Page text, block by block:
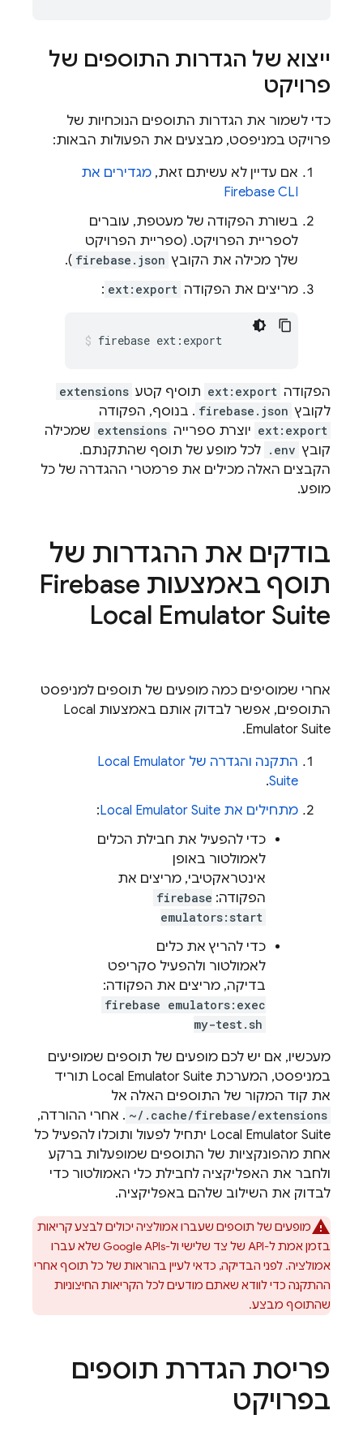
ייצוא של הגדרות התוספים של
פרויקט
כדי לשמור את הגדרות התוספים הנוכחיות של
פרויקט במניפסט, מבצעים את הפעולות הבאות:
אם עדיין לא עשיתם זאת, מגדירים את
Firebase CLI
בשורת הפקודה של מעטפת, עוברים
לספריית הפרויקט. (ספריית הפרויקט
שלך מכילה את הקובץ firebase.json
).
מריצים את הפקודה ext:export
:
firebase ext:export
הפקודה ext:export תוסיף קטע extensions
לקובץ firebase.json . בנוסף, הפקודה
ext:export יוצרת ספרייה extensions שמכילה
קובץ .env לכל מופע של תוסף שהתקנתם.
הקבצים האלה מכילים את פרמטרי ההגדרה של כל
מופע.
בודקים את ההגדרות של
תוסף באמצעות Firebase
Local Emulator Suite
אחרי שמוסיפים כמה מופעים של תוספים למניפסט
התוספים, אפשר לבדוק אותם באמצעות Local
Emulator Suite
.
התקנה והגדרה של Local Emulator
Suite
.
מתחילים את Local Emulator Suite
:
כדי להפעיל את חבילת הכלים
לאמולטור באופן
אינטראקטיבי, מריצים את
הפקודה: firebase
emulators:start
כדי להריץ את כלים
לאמולטור ולהפעיל סקריפט
בדיקה, מריצים את הפקודה:
firebase emulators:exec
my-test.sh
מעכשיו, אם יש לכם מופעים של תוספים שמופיעים
במניפסט, המערכת Local Emulator Suite תוריד
את קוד המקור של התוספים האלה אל
~/.cache/firebase/extensions . אחרי ההורדה,
Local Emulator Suite יתחיל לפעול ותוכלו להפעיל כל
אחת מהפונקציות של התוספים שמופעלות ברקע
ולחבר את האפליקציה לחבילת כלי האמולטור כדי
לבדוק את השילוב שלהם באפליקציה.
מופעים של תוספים שעברו אמולציה יכולים לבצע קריאות
בזמן אמת ל-API של צד שלישי ול-Google APIs שלא עברו
אמולציה. לפני הבדיקה, כדאי לעיין בהוראות של כל תוסף אחרי
ההתקנה כדי לוודא שאתם מודעים לכל הקריאות החיצוניות
שהתוסף מבצע.
פריסת הגדרת תוספים
בפרויקט